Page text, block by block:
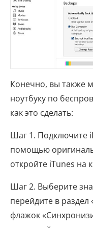
Конечно, вы также
ноутбуку по
как это сделать:
Шаг 1. Подключите
помощью
откройте iTunes на
Шаг 2. Выберите
перейдите в
флажок